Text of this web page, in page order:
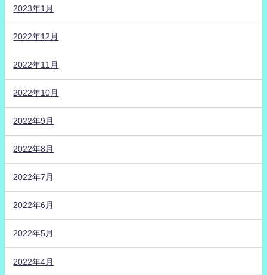
2023年1月
2022年12月
2022年11月
2022年10月
2022年9月
2022年8月
2022年7月
2022年6月
2022年5月
2022年4月